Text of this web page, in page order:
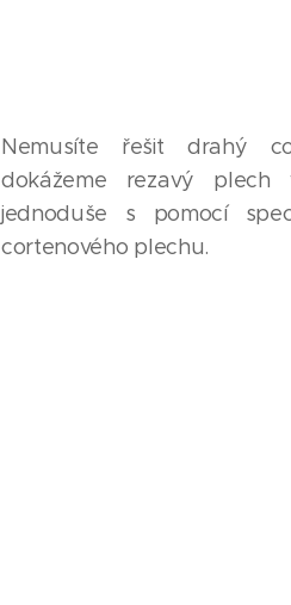
Nemusíte řešit drahý
dokážeme rezavý plech
jednoduše s pomocí
cortenového plechu.